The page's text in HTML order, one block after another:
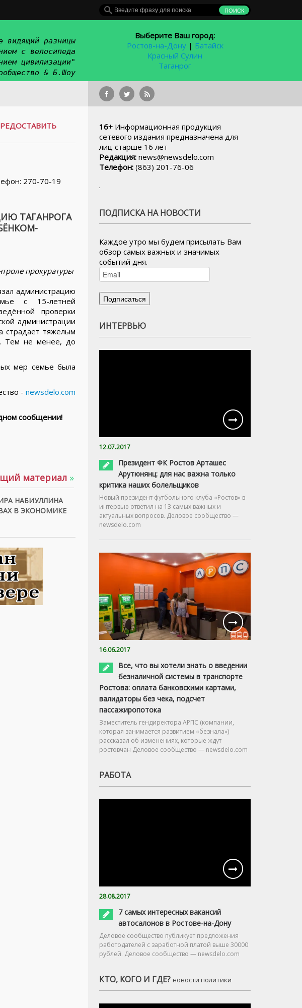
разницы
с велосипеда
цивилизации"
& Б.Шоу
Выберите Ваш город:
Ростов-на-Дону| Батайск
Красный Сулин
Таганрог
Дело о массовом отравлении шаурмой в
270-70-19
ТАГАНРОГА
прокуратуры
администрацию
с 15-летней
проверки
администрации
страдает тяжелым
Тем не менее, до
мер семье была
- newsdelo.com
сообщении!
материал »
НАБИУЛЛИНА
В ЭКОНОМИКЕ
16+ Информационная продукция
сетевого издания предназначена для
лиц старше 16 лет
Редакция: news@newsdelo.com
Телефон: (863) 201-76-06
ПОДПИСКА НА НОВОСТИ
Каждое утро мы будем присылать Вам
обзор самых важных и значимых
событий дня.
ИНТЕРВЬЮ
12.07.2017
Президент ФК Ростов Арташес
Арутюнянц: для нас важна только
критика наших болельщиков
Новый президент футбольного клуба «Ростов» в
интервью ответил на 13 самых важных и
актуальных вопросов. Деловое сообщество —
newsdelo.com
16.06.2017
Все, что вы хотели знать о введении
безналичной системы в транспорте
Ростова: оплата банковскими картами,
валидаторы без чека, подсчет
пассажиропотока
Заместитель гендиректора АРПС (компании,
которая занимается развитием «безнала»)
рассказал об изменениях, которые ждут
ростовчан Деловое сообщество — newsdelo.com
РАБОТА
28.08.2017
7 самых интересных вакансий
автосалонов в Ростове-на-Дону
Деловое сообщество публикует предложения
работодателей с заработной платой выше 30000
рублей. Деловое сообщество — newsdelo.com
КТО, КОГО И ГДЕ? новости политики